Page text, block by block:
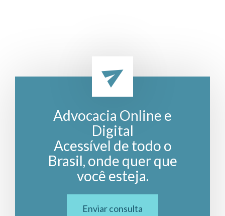
Advocacia Online e
Digital
Acessível de todo o
Brasil, onde quer que
você esteja.
Enviar consulta